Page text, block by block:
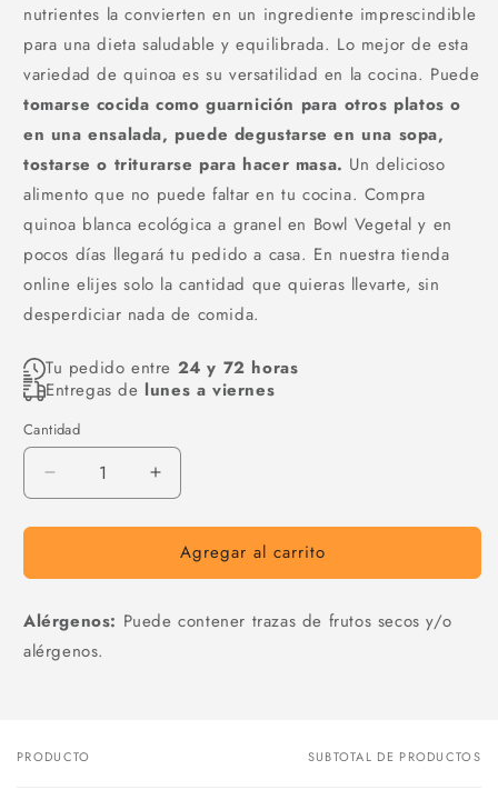
nutrientes la convierten en un ingrediente imprescindible
para una dieta saludable y equilibrada. Lo mejor de esta
variedad de quinoa es su versatilidad en la cocina. Puede
tomarse cocida como guarnición para otros platos o
en una ensalada, puede degustarse en una sopa,
tostarse o triturarse para hacer masa. Un delicioso
alimento que no puede faltar en tu cocina. Compra
quinoa blanca ecológica a granel en Bowl Vegetal y en
pocos días llegará tu pedido a casa. En nuestra tienda
online elijes solo la cantidad que quieras llevarte, sin
desperdiciar nada de comida.
Tu pedido entre 24 y 72 horas
Entregas de lunes a viernes
Cantidad
Cantidad
Reducir
cantidad
para
blanca
Aumentar
cantidad
para
Quinoa
blanca
Agregar al carrito
Alérgenos: Puede contener trazas de frutos secos y/o
alérgenos.
Tu
PRODUCTO SUBTOTAL DE PRODUCTOS